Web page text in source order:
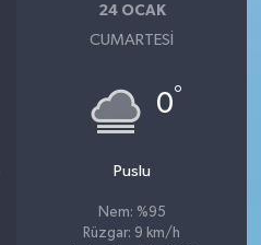
24 OCAK
CUMARTESI
0°
Puslu
Nem: %95
Rüzgar: 9 km/h